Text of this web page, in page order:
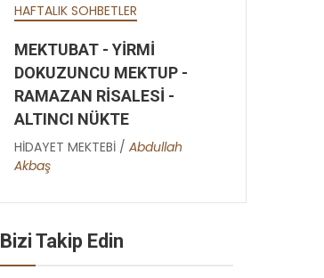
HD
CANLI YAYIN
YA BAKİ ENTEL BAKİ -
HAFTALIK SOHBETLER
MEKTUBAT - YİRMİ
DOKUZUNCU MEKTUP -
RAMAZAN RİSALESİ -
ALTINCI NÜKTE
HİDAYET MEKTEBİ / Abdullah
Akbaş
Bizi Takip Edin